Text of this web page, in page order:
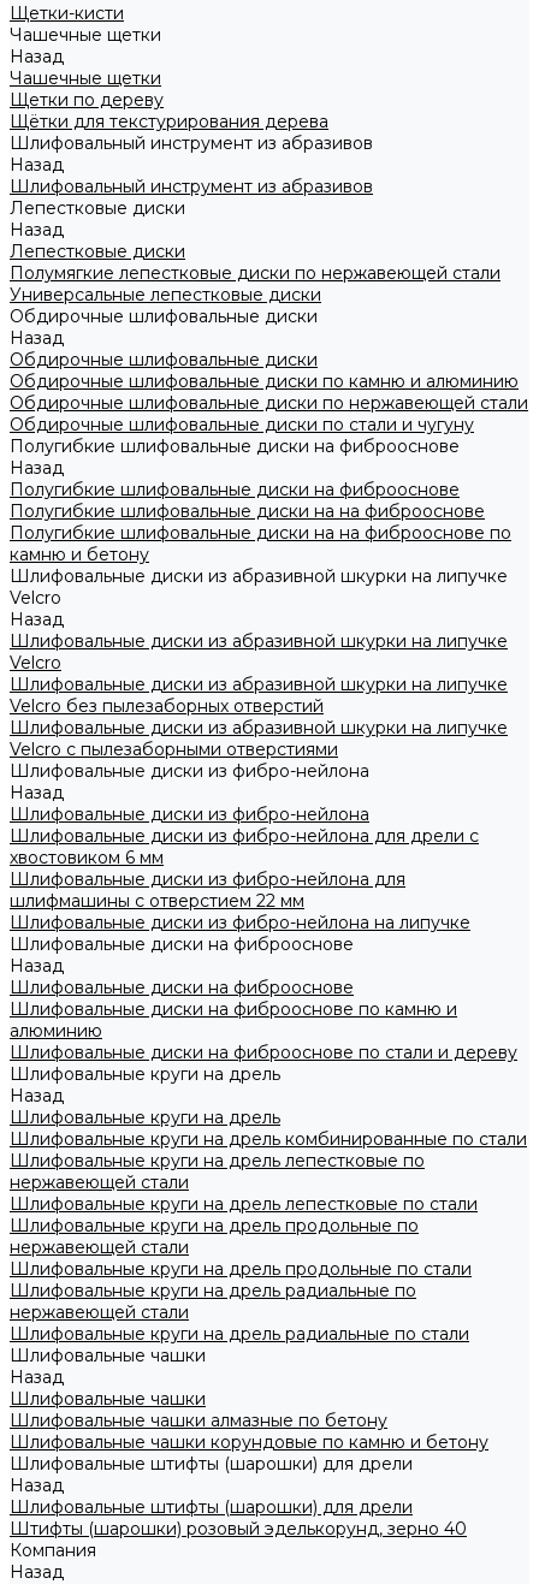
Щетки-кисти
Чашечные щетки
Назад
Чашечные щетки
Щетки по дереву
Щётки для текстурирования дерева
Шлифовальный инструмент из абразивов
Назад
Шлифовальный инструмент из абразивов
Лепестковые диски
Назад
Лепестковые диски
Полумягкие лепестковые диски по нержавеющей стали
Универсальные лепестковые диски
Обдирочные шлифовальные диски
Назад
Обдирочные шлифовальные диски
Обдирочные шлифовальные диски по камню и алюминию
Обдирочные шлифовальные диски по нержавеющей стали
Обдирочные шлифовальные диски по стали и чугуну
Полугибкие шлифовальные диски на фиброоснове
Назад
Полугибкие шлифовальные диски на фиброоснове
Полугибкие шлифовальные диски на на фиброоснове
Полугибкие шлифовальные диски на на фиброоснове по
камню и бетону
Шлифовальные диски из абразивной шкурки на липучке
Velcro
Назад
Шлифовальные диски из абразивной шкурки на липучке
Velcro
Шлифовальные диски из абразивной шкурки на липучке
Velcro без пылезаборных отверстий
Шлифовальные диски из абразивной шкурки на липучке
Velcro с пылезаборными отверстиями
Шлифовальные диски из фибро-нейлона
Назад
Шлифовальные диски из фибро-нейлона
Шлифовальные диски из фибро-нейлона для дрели с
хвостовиком 6 мм
Шлифовальные диски из фибро-нейлона для
шлифмашины с отверстием 22 мм
Шлифовальные диски из фибро-нейлона на липучке
Шлифовальные диски на фиброоснове
Назад
Шлифовальные диски на фиброоснове
Шлифовальные диски на фиброоснове по камню и
алюминию
Шлифовальные диски на фиброоснове по стали и дереву
Шлифовальные круги на дрель
Назад
Шлифовальные круги на дрель
Шлифовальные круги на дрель комбинированные по стали
Шлифовальные круги на дрель лепестковые по
нержавеющей стали
Шлифовальные круги на дрель лепестковые по стали
Шлифовальные круги на дрель продольные по
нержавеющей стали
Шлифовальные круги на дрель продольные по стали
Шлифовальные круги на дрель радиальные по
нержавеющей стали
Шлифовальные круги на дрель радиальные по стали
Шлифовальные чашки
Назад
Шлифовальные чашки
Шлифовальные чашки алмазные по бетону
Шлифовальные чашки корундовые по камню и бетону
Шлифовальные штифты (шарошки) для дрели
Назад
Шлифовальные штифты (шарошки) для дрели
Штифты (шарошки) розовый эделькорунд, зерно 40
Компания
Назад